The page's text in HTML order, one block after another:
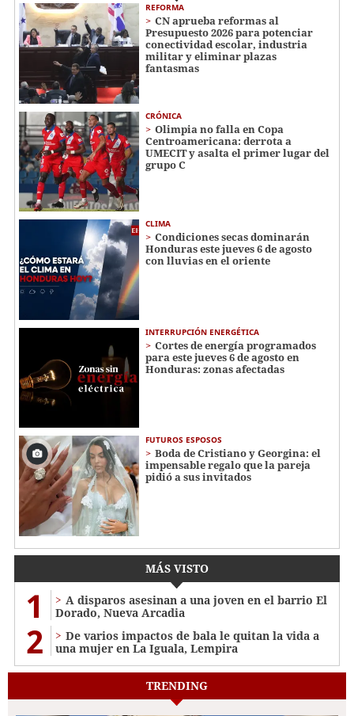
REFORMA
CN aprueba reformas al
Presupuesto 2026 para potenciar
conectividad escolar, industria
militar y eliminar plazas
fantasmas
CRÓNICA
Olimpia no falla en Copa
Centroamericana: derrota a
UMECIT y asalta el primer lugar del
grupo C
CLIMA
Condiciones secas dominarán
Honduras este jueves 6 de agosto
con lluvias en el oriente
INTERRUPCIÓN ENERGÉTICA
Cortes de energía programados
para este jueves 6 de agosto en
Honduras: zonas afectadas
FUTUROS ESPOSOS
Boda de Cristiano y Georgina: el
impensable regalo que la pareja
pidió a sus invitados
MÁS VISTO
1
A disparos asesinan a una joven en el barrio El
Dorado, Nueva Arcadia
2
De varios impactos de bala le quitan la vida a
una mujer en La Iguala, Lempira
TRENDING